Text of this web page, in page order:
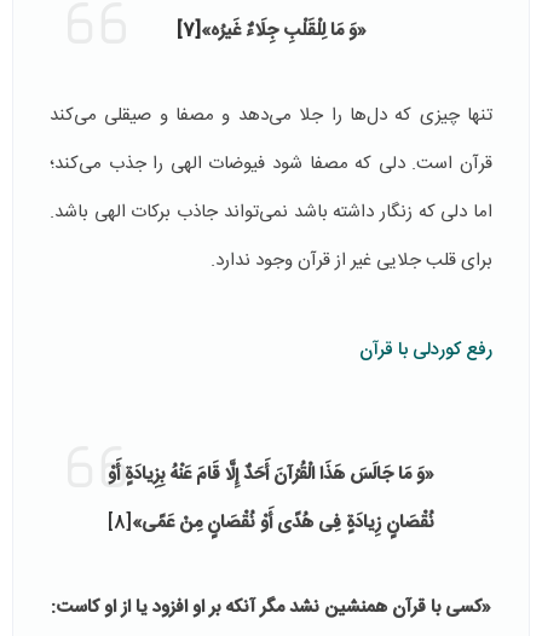
«وَ مَا لِلْقَلْبِ‏ جِلَاءٌ غَیرُه‏»[7]
تنها چیزی که دل‌ها را جلا می‌دهد و مصفا و صیقلی می‌کند
قرآن است. دلی که مصفا شود فیوضات الهی را جذب می‌کند؛
اما دلی که زنگار داشته باشد نمی‌تواند جاذب برکات الهی باشد.
برای قلب جلایی غیر از قرآن وجود ندارد.
رفع کوردلی با قرآن
«وَ مَا جَالَسَ هَذَا الْقُرْآنَ أَحَدٌ إِلَّا قَامَ‏ عَنْهُ‏ بِزِیادَةٍ أَوْ
نُقْصَانٍ‏ زِیادَةٍ فِی هُدًى أَوْ نُقْصَانٍ مِنْ عَمًى‏»[8]
«کسی با قرآن همنشین نشد مگر آنکه بر او افزود یا از او کاست: